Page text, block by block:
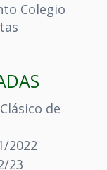
Colegio
de
2022
23